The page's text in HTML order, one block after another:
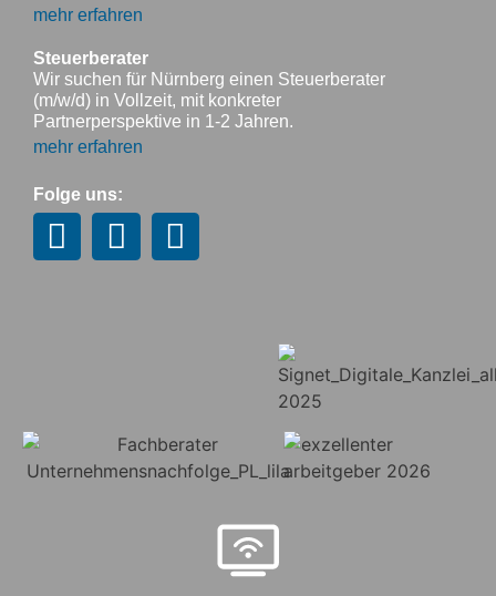
mehr erfahren
Steuerberater
Wir suchen für Nürnberg einen Steuerberater
(m/w/d) in Vollzeit, mit konkreter
Partnerperspektive in 1-2 Jahren.
mehr erfahren
Folge uns: